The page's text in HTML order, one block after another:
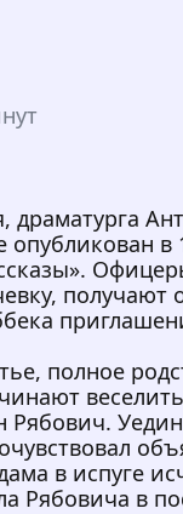
драматурга
в
получают
полное
Рябович.
в испуге
Рябовича в